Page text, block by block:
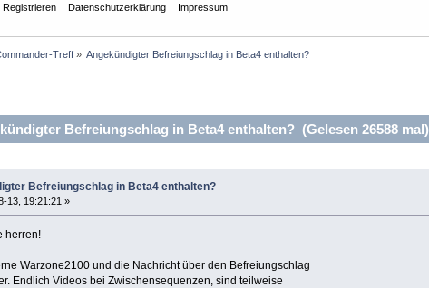
Registrieren Datenschutzerklärung Impressum
Treff » Angekündigter Befreiungschlag in Beta4 enthalten?
Befreiungschlag in Beta4 enthalten? (Gelesen 26588 mal)
Befreiungschlag in Beta4 enthalten?
13, 19:21:21 »
herren!
Warzone2100 und die Nachricht über den Befreiungschlag
Endlich Videos bei Zwischensequenzen, sind teilweise